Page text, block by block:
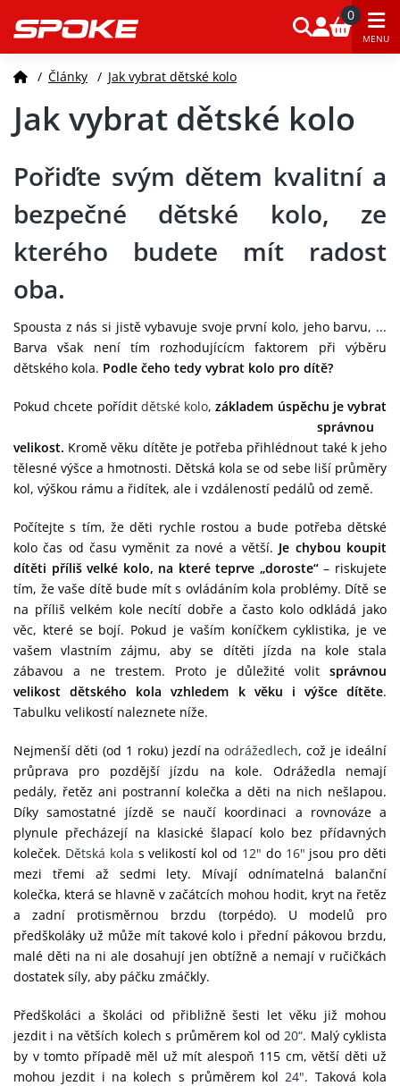
0
MENU
/ Články / Jak vybrat dětské kolo
Jak vybrat dětské kolo
Pořiďte svým dětem kvalitní a
bezpečné dětské kolo, ze
kterého budete mít radost
oba.
Spousta z nás si jistě vybavuje svoje první kolo, jeho barvu, ...
Barva však není tím rozhodujícícm faktorem při výběru
dětského kola. Podle čeho tedy vybrat kolo pro dítě?
Pokud chcete pořídit dětské kolo,základem úspěchu je vybrat
správnou
velikost. Kromě věku dítěte je potřeba přihlédnout také k jeho
tělesné výšce a hmotnosti. Dětská kola se od sebe liší průměry
kol, výškou rámu a řidítek, ale i vzdáleností pedálů od země.
Počítejte s tím, že děti rychle rostou a bude potřeba dětské
kolo čas od času vyměnit za nové a větší. Je chybou koupit
dítěti příliš velké kolo, na které teprve „doroste“– riskujete
tím, že vaše dítě bude mít s ovládáním kola problémy. Dítě se
na příliš velkém kole necítí dobře a často kolo odkládá jako
věc, které se bojí. Pokud je vaším koníčkem cyklistika, je ve
vašem vlastním zájmu, aby se dítěti jízda na kole stala
zábavou a ne trestem. Proto je důležité volit správnou
velikost dětského kola vzhledem k věku i výšce dítěte.
Tabulku velikostí naleznete níže.
Nejmenší děti (od 1 roku) jezdí naodrážedlech, což je ideální
průprava pro pozdější jízdu na kole. Odrážedla nemají
pedály, řetěz ani postranní kolečka a děti na nich nešlapou.
Díky samostatné jízdě se naučí koordinaci a rovnováze a
plynule přecházejí na klasické šlapací kolo bez přídavných
koleček. Dětská kola s velikostí kol od 12" do 16" jsou pro děti
mezi třemi až sedmi lety. Mívají odnímatelná balanční
kolečka, která se hlavně v začátcích mohou hodit, kryt na řetěz
a zadní protisměrnou brzdu (torpédo). U modelů pro
předškoláky už může mít takové kolo i přední pákovou brzdu,
malé děti na ni ale dosahují jen obtížně a nemají v ručičkách
dostatek síly, aby páčku zmáčkly.
Předškoláci a školáci od přibližně šesti let věku již mohou
jezdit i na větších kolech s průměrem kol od20“. Malý cyklista
by v tomto případě měl už mít alespoň 115 cm, větší děti už
mohou jezdit i na kolech s průměrem kol24". Taková kola